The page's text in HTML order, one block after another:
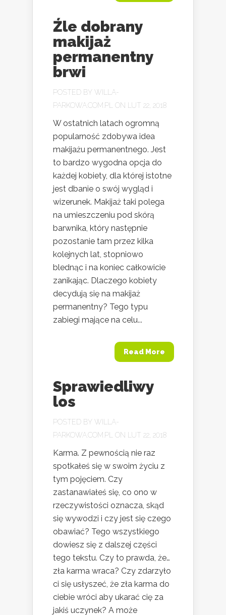
Źle dobrany
makijaż
permanentny
brwi
POSTED BY WILLA-
PARKOWA.COM.PL
ON LUT 22, 2018
W ostatnich latach ogromną
popularność zdobywa idea
makijażu permanentnego. Jest
to bardzo wygodna opcja do
każdej kobiety, dla której istotne
jest dbanie o swój wygląd i
wizerunek. Makijaż taki polega
na umieszczeniu pod skórą
barwnika, który następnie
pozostanie tam przez kilka
kolejnych lat, stopniowo
blednąc i na koniec całkowicie
zanikając. Dlaczego kobiety
decydują się na makijaż
permanentny? Tego typu
zabiegi mające na celu...
Read More
Sprawiedliwy
los
POSTED BY WILLA-
PARKOWA.COM.PL
ON LUT 22, 2018
Karma. Z pewnością nie raz
spotkałeś się w swoim życiu z
tym pojęciem. Czy
zastanawiałeś się, co ono w
rzeczywistości oznacza, skąd
się wywodzi i czy jest się czego
obawiać? Tego wszystkiego
dowiesz się z dalszej części
tego tekstu. Czy to prawda, że…
zła karma wraca? Czy zdarzyło
ci się usłyszeć, że zła karma do
ciebie wróci aby ukarać cię za
jakiś uczynek? A może